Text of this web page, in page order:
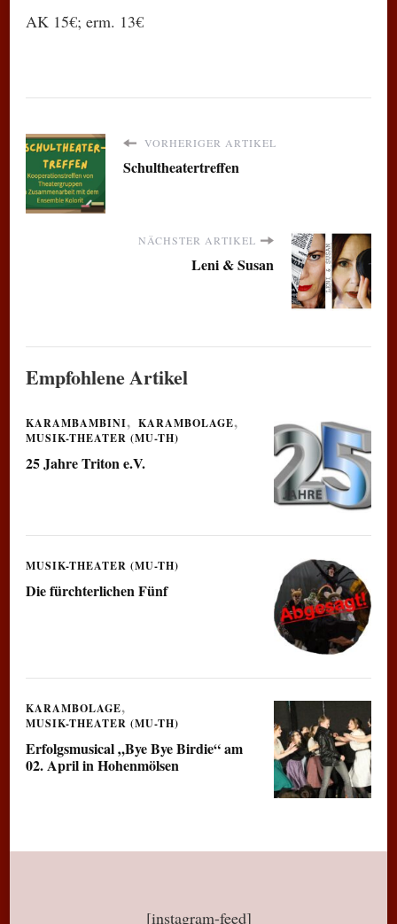
AK 15€; erm. 13€
VORHERIGER ARTIKEL
Schultheatertreffen
NÄCHSTER ARTIKEL
Leni & Susan
Empfohlene Artikel
KARAMBAMBINI
KARAMBOLAGE
MUSIK-THEATER (MU-TH)
25 Jahre Triton e.V.
MUSIK-THEATER (MU-TH)
Die fürchterlichen Fünf
KARAMBOLAGE
MUSIK-THEATER (MU-TH)
Erfolgsmusical „Bye Bye Birdie“ am
02. April in Hohenmölsen
[instagram-feed]